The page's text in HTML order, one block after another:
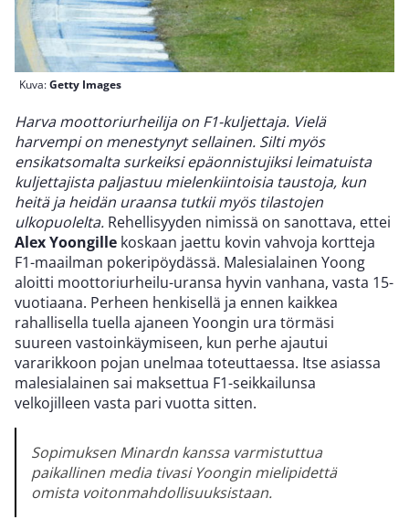
Kuva:Getty Images
Harva moottoriurheilija on F1-kuljettaja. Vielä
harvempi on menestynyt sellainen. Silti myös
ensikatsomalta surkeiksi epäonnistujiksi leimatuista
kuljettajista paljastuu mielenkiintoisia taustoja, kun
heitä ja heidän uraansa tutkii myös tilastojen
ulkopuolelta. Rehellisyyden nimissä on sanottava, ettei
Alex Yoongille koskaan jaettu kovin vahvoja kortteja
F1-maailman pokeripöydässä. Malesialainen Yoong
aloitti moottoriurheilu-uransa hyvin vanhana, vasta 15-
vuotiaana. Perheen henkisellä ja ennen kaikkea
rahallisella tuella ajaneen Yoongin ura törmäsi
suureen vastoinkäymiseen, kun perhe ajautui
vararikkoon pojan unelmaa toteuttaessa. Itse asiassa
malesialainen sai maksettua F1-seikkailunsa
velkojilleen vasta pari vuotta sitten.
Sopimuksen Minardn kanssa varmistuttua
paikallinen media tivasi Yoongin mielipidettä
omista voitonmahdollisuuksistaan.